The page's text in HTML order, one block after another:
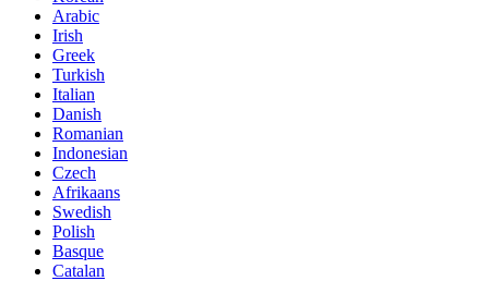
Arabic
Irish
Greek
Turkish
Italian
Danish
Romanian
Indonesian
Czech
Afrikaans
Swedish
Polish
Basque
Catalan